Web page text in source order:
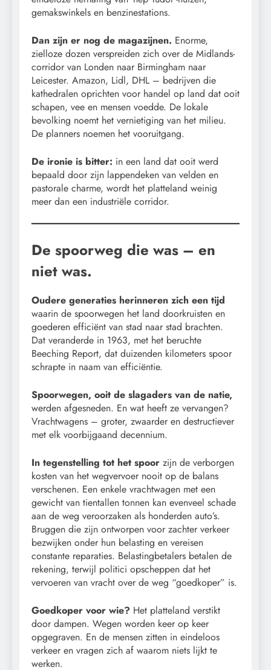
gemakswinkels en benzinestations.
Dan zijn er nog de magazijnen. Enorme,
zielloze dozen verspreiden zich over de Midlands-
corridor van Londen naar Birmingham naar
Leicester. Amazon, Lidl, DHL – bedrijven die
kathedralen oprichten voor handel op land dat ooit
schapen, vee en mensen voedde. De lokale
bevolking noemt het vernietiging van het milieu.
De planners noemen het vooruitgang.
De ironie is bitter: in een land dat ooit werd
bepaald door zijn lappendeken van velden en
pastorale charme, wordt het platteland weinig
meer dan een industriële corridor.
De spoorweg die was – en
niet was.
Oudere generaties herinneren zich een tijd
waarin de spoorwegen het land doorkruisten en
goederen efficiënt van stad naar stad brachten.
Dat veranderde in 1963, met het beruchte
Beeching Report, dat duizenden kilometers spoor
schrapte in naam van efficiëntie.
Spoorwegen, ooit de slagaders van de natie,
werden afgesneden. En wat heeft ze vervangen?
Vrachtwagens – groter, zwaarder en destructiever
met elk voorbijgaand decennium.
In tegenstelling tot het spoor zijn de verborgen
kosten van het wegvervoer nooit op de balans
verschenen. Een enkele vrachtwagen met een
gewicht van tientallen tonnen kan evenveel schade
aan de weg veroorzaken als honderden auto’s.
Bruggen die zijn ontworpen voor zachter verkeer
bezwijken onder hun belasting en vereisen
constante reparaties. Belastingbetalers betalen de
rekening, terwijl politici opscheppen dat het
vervoeren van vracht over de weg “goedkoper” is.
Goedkoper voor wie? Het platteland verstikt
door dampen. Wegen worden keer op keer
opgegraven. En de mensen zitten in eindeloos
verkeer en vragen zich af waarom niets lijkt te
werken.